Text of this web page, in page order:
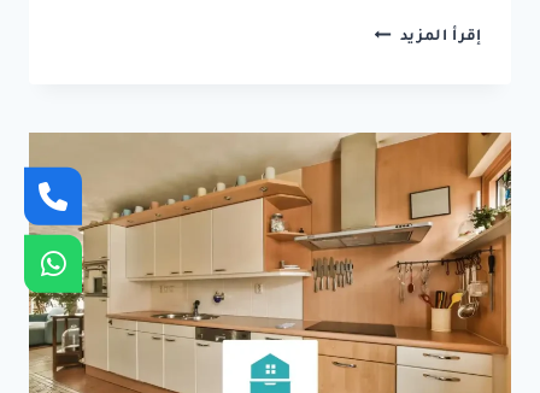
إقرأ المزيد دولاب
بالرياض